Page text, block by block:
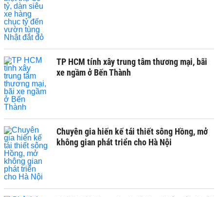
TP HCM tính xây trung tâm thương mại, bãi
xe ngầm ở Bến Thành
Chuyên gia hiến kế tái thiết sông Hồng, mở
không gian phát triển cho Hà Nội